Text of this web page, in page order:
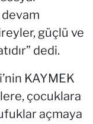
güçlü ve
dedi.
KAYMEK
çocuklara
açmaya